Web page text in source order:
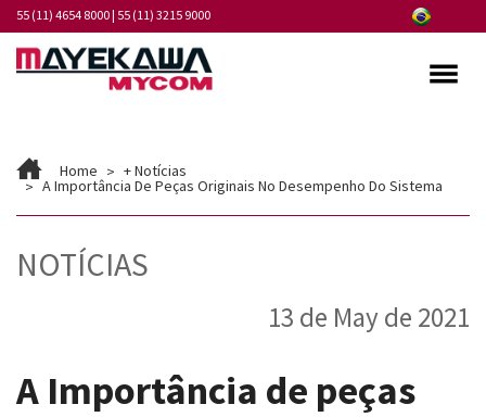
55 (11) 4654 8000| 55 (11) 3215 9000
Programa de Integridade
Produtos
Home + Notícias
A Importância De Peças Originais No Desempenho Do Sistema
NOTÍCIAS
13 de May de 2021
A Importância de peças